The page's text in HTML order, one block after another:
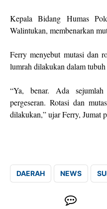
Kepala Bidang Humas
Walintukan, membenarkan
Ferry menyebut mutasi dan
lumrah dilakukan dalam
“Ya, benar. Ada
pergeseran. Rotasi dan
dilakukan,” ujar Ferry, Jumat
DAERAH NEWS